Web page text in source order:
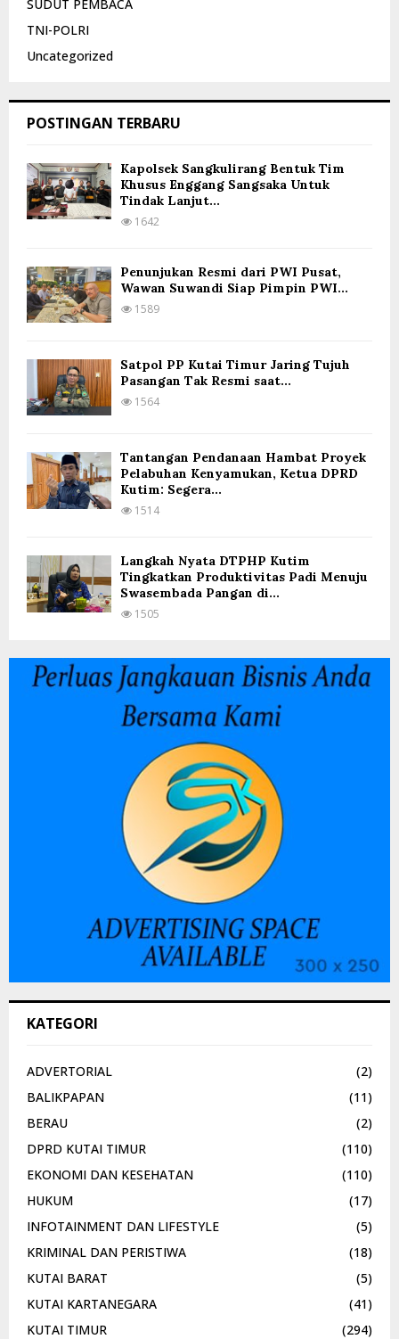
SUDUT PEMBACA
TNI-POLRI
Uncategorized
POSTINGAN TERBARU
Kapolsek Sangkulirang Bentuk Tim
Khusus Enggang Sangsaka Untuk
Tindak Lanjut...
1642
Penunjukan Resmi dari PWI Pusat,
Wawan Suwandi Siap Pimpin PWI...
1589
Satpol PP Kutai Timur Jaring Tujuh
Pasangan Tak Resmi saat...
1564
Tantangan Pendanaan Hambat Proyek
Pelabuhan Kenyamukan, Ketua DPRD
Kutim: Segera...
1514
Langkah Nyata DTPHP Kutim
Tingkatkan Produktivitas Padi Menuju
Swasembada Pangan di...
1505
KATEGORI
ADVERTORIAL
(2)
BALIKPAPAN
(11)
BERAU
(2)
DPRD KUTAI TIMUR
(110)
EKONOMI DAN KESEHATAN
(110)
HUKUM
(17)
INFOTAINMENT DAN LIFESTYLE
(5)
KRIMINAL DAN PERISTIWA
(18)
KUTAI BARAT
(5)
KUTAI KARTANEGARA
(41)
KUTAI TIMUR
(294)